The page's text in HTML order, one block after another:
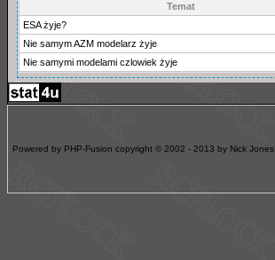
Temat
ESA żyje?
Nie samym AZM modelarz żyje
Nie samymi modelami czlowiek żyje
Powered by PHP-Fusion copyright © 2002 - 2013 by Nick Jones.